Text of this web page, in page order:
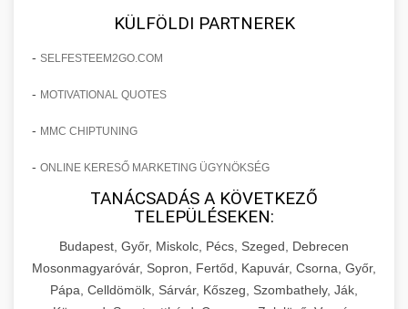
KÜLFÖLDI PARTNEREK
- SELFESTEEM2GO.COM
- MOTIVATIONAL QUOTES
- MMC CHIPTUNING
- ONLINE KERESŐ MARKETING ÜGYNÖKSÉG
TANÁCSADÁS A KÖVETKEZŐ
TELEPÜLÉSEKEN:
Budapest, Győr, Miskolc, Pécs, Szeged, Debrecen
Mosonmagyaróvár, Sopron, Fertőd, Kapuvár, Csorna, Győr,
Pápa, Celldömölk, Sárvár, Kőszeg, Szombathely, Ják,